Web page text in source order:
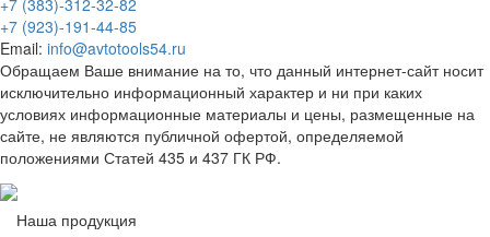
+7 (923)-191-44-85
Email: info@avtotools54.ru
Обращаем Ваше внимание на то, что данный интернет-сайт носит
исключительно информационный характер и ни при каких
условиях информационные материалы и цены, размещенные на
сайте, не являются публичной офертой, определяемой
положениями Статей 435 и 437 ГК РФ.
Наша продукция